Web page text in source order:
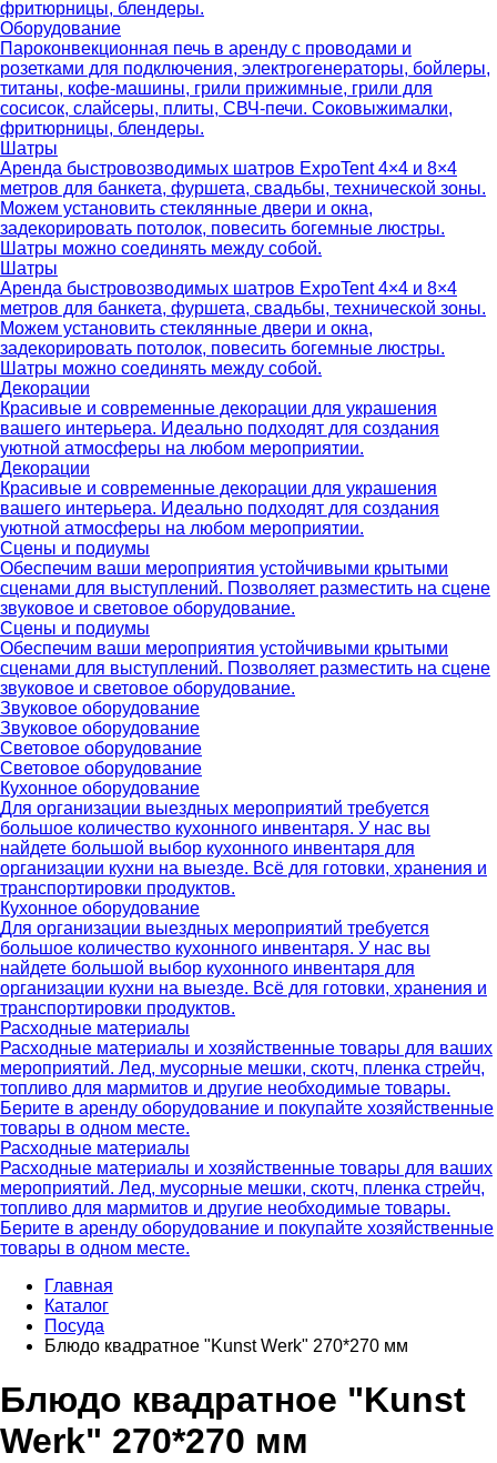
фритюрницы, блендеры.
Оборудование
Пароконвекционная печь в аренду с проводами и
розетками для подключения, электрогенераторы, бойлеры,
титаны, кофе-машины, грили прижимные, грили для
сосисок, слайсеры, плиты, СВЧ-печи. Соковыжималки,
фритюрницы, блендеры.
Шатры
Аренда быстровозводимых шатров ExpoTent 4×4 и 8×4
метров для банкета, фуршета, свадьбы, технической зоны.
Можем установить стеклянные двери и окна,
задекорировать потолок, повесить богемные люстры.
Шатры можно соединять между собой.
Шатры
Аренда быстровозводимых шатров ExpoTent 4×4 и 8×4
метров для банкета, фуршета, свадьбы, технической зоны.
Можем установить стеклянные двери и окна,
задекорировать потолок, повесить богемные люстры.
Шатры можно соединять между собой.
Декорации
Красивые и современные декорации для украшения
вашего интерьера. Идеально подходят для создания
уютной атмосферы на любом мероприятии.
Декорации
Красивые и современные декорации для украшения
вашего интерьера. Идеально подходят для создания
уютной атмосферы на любом мероприятии.
Сцены и подиумы
Обеспечим ваши мероприятия устойчивыми крытыми
сценами для выступлений. Позволяет разместить на сцене
звуковое и световое оборудование.
Сцены и подиумы
Обеспечим ваши мероприятия устойчивыми крытыми
сценами для выступлений. Позволяет разместить на сцене
звуковое и световое оборудование.
Звуковое оборудование
Звуковое оборудование
Световое оборудование
Световое оборудование
Кухонное оборудование
Для организации выездных мероприятий требуется
большое количество кухонного инвентаря. У нас вы
найдете большой выбор кухонного инвентаря для
организации кухни на выезде. Всё для готовки, хранения и
транспортировки продуктов.
Кухонное оборудование
Для организации выездных мероприятий требуется
большое количество кухонного инвентаря. У нас вы
найдете большой выбор кухонного инвентаря для
организации кухни на выезде. Всё для готовки, хранения и
транспортировки продуктов.
Расходные материалы
Расходные материалы и хозяйственные товары для ваших
мероприятий. Лед, мусорные мешки, скотч, пленка стрейч,
топливо для мармитов и другие необходимые товары.
Берите в аренду оборудование и покупайте хозяйственные
товары в одном месте.
Расходные материалы
Расходные материалы и хозяйственные товары для ваших
мероприятий. Лед, мусорные мешки, скотч, пленка стрейч,
топливо для мармитов и другие необходимые товары.
Берите в аренду оборудование и покупайте хозяйственные
товары в одном месте.
Главная
Каталог
Посуда
Блюдо квадратное "Kunst Werk" 270*270 мм
Блюдо квадратное "Kunst
Werk" 270*270 мм